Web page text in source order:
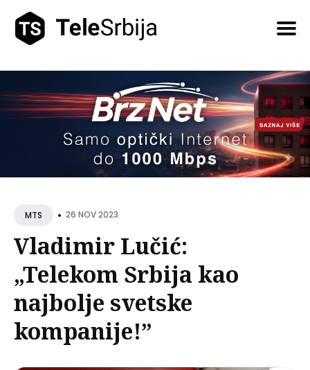
MTS • 26 NOV 2023
Vladimir Lučić:
„Telekom Srbija kao
najbolje svetske
kompanije!”